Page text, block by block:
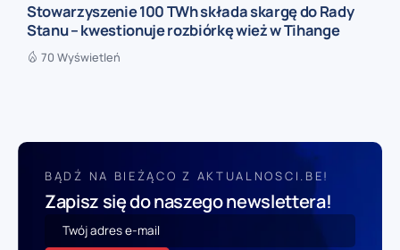
Stowarzyszenie 100 TWh składa skargę do Rady
Stanu – kwestionuje rozbiórkę wież w Tihange
70 Wyświetleń
BĄDŹ NA BIEŻĄCO Z AKTUALNOSCI.BE!
Zapisz się do naszego newslettera!